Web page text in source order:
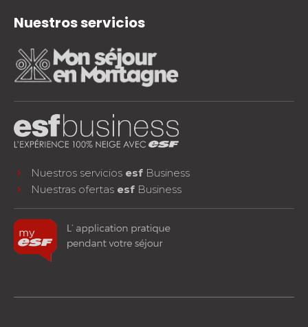
Nuestros servicios
Nuestros servicios esf Business
Nuestras ofertas esf Business